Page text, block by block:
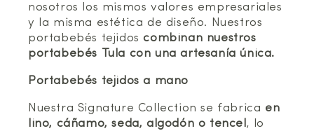
nosotros los mismos valores empresariales
y la misma estética de diseño. Nuestros
portabebés tejidoscombinan nuestros
portabebés Tula con una artesanía única.
Portabebés tejidos a mano
Nuestra Signature Collection se fabrica en
lino, cáñamo, seda, algodón o tencel , lo